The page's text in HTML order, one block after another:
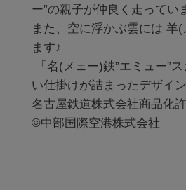
ー”の親子が仲良く走ってい
また、空に浮かぶ雲には 羊
ます♪
い仕掛けが詰まったデザイン
名古屋鉄道株式会社商品化
©中部国際空港株式会社